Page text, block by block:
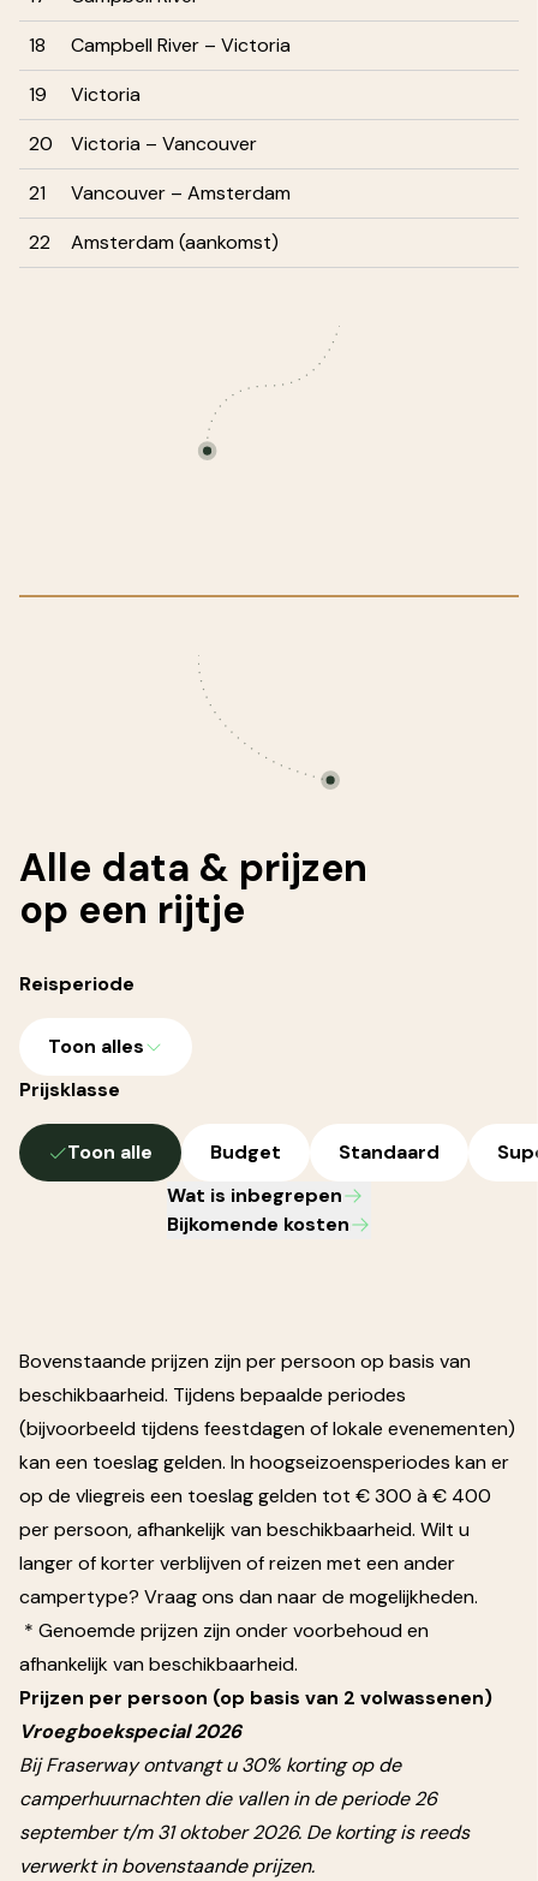
18
Campbell River – Victoria
19
Victoria
20
Victoria – Vancouver
21
Vancouver – Amsterdam
22
Amsterdam (aankomst)
Alle data & prijzen
op een rijtje
Reisperiode
Toon alles
Prijsklasse
Toon alle Budget Standaard
Wat is inbegrepen
Bijkomende kosten
Bovenstaande prijzen zijn per persoon op basis van
beschikbaarheid. Tijdens bepaalde periodes
(bijvoorbeeld tijdens feestdagen of lokale evenementen)
kan een toeslag gelden. In hoogseizoensperiodes kan er
op de vliegreis een toeslag gelden tot € 300 à € 400
per persoon, afhankelijk van beschikbaarheid. Wilt u
langer of korter verblijven of reizen met een ander
campertype? Vraag ons dan naar de mogelijkheden.
* Genoemde prijzen zijn onder voorbehoud en
afhankelijk van beschikbaarheid.
Prijzen per persoon (op basis van 2 volwassenen)
Vroegboekspecial 2026
Bij Fraserway ontvangt u 30% korting op de
camperhuurnachten die vallen in de periode 26
september t/m 31 oktober 2026. De korting is reeds
verwerkt in bovenstaande prijzen.